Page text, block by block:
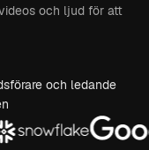
och ljud för att
och ledande